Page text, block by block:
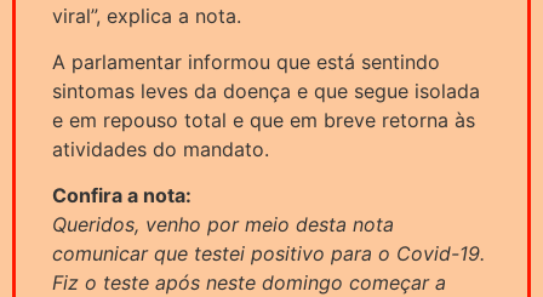
viral”, explica a nota.
A parlamentar informou que está sentindo
sintomas leves da doença e que segue isolada
e em repouso total e que em breve retorna às
atividades do mandato.
Confira a nota:
Queridos, venho por meio desta nota
comunicar que testei positivo para o Covid-19.
Fiz o teste após neste domingo começar a